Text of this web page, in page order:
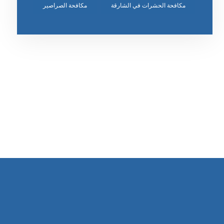
مكافحة الحشرات في الشارقة مكافحة الصراصير